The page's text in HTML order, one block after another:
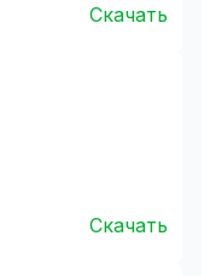
Скачать
Скачать